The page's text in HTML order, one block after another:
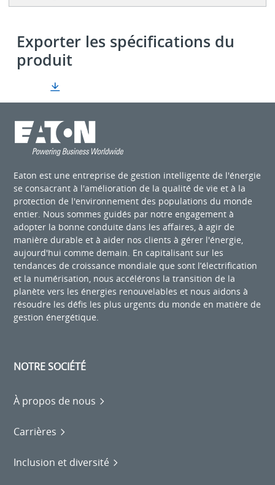
Exporter les spécifications du
produit
Eaton est une entreprise de gestion intelligente de l'énergie
se consacrant à l'amélioration de la qualité de vie et à la
protection de l'environnement des populations du monde
entier. Nous sommes guidés par notre engagement à
adopter la bonne conduite dans les affaires, à agir de
manière durable et à aider nos clients à gérer l'énergie,
aujourd'hui comme demain. En capitalisant sur les
tendances de croissance mondiale que sont l’électrification
et la numérisation, nous accélérons la transition de la
planète vers les énergies renouvelables et nous aidons à
résoudre les défis les plus urgents du monde en matière de
gestion énergétique.
NOTRE SOCIÉTÉ
À propos de nous
Carrières
Inclusion et diversité